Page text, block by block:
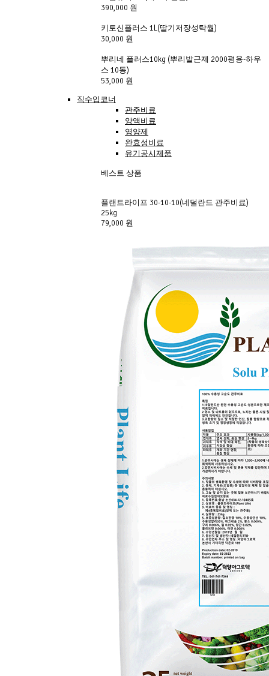
390,000 원
키토신플러스 1L(딸기저장성탁월)
30,000 원
뿌리네 플러스10kg (뿌리발근제 2000평용-하우
스 10동)
53,000 원
직수입코너
관주비료
양액비료
영양제
완효성비료
유기공시제품
베스트 상품
플랜트라이프 30-10-10(네덜란드 관주비료)
25kg
79,000 원